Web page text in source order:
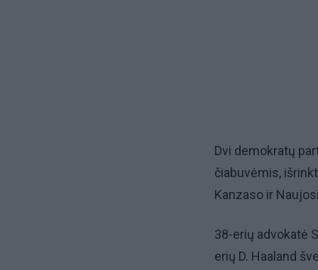
Dvi demokratų
čiabuvėmis,
Kanzaso ir
38-erių advokatė
erių D. Haaland